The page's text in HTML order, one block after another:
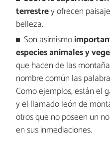
terrestrey ofrecen
belleza.
Son asimismo
especies animales y
que hacen de las
nombre común las
Como ejemplos, están el
y el llamado león de
otros que no poseen un
en sus inmediaciones.